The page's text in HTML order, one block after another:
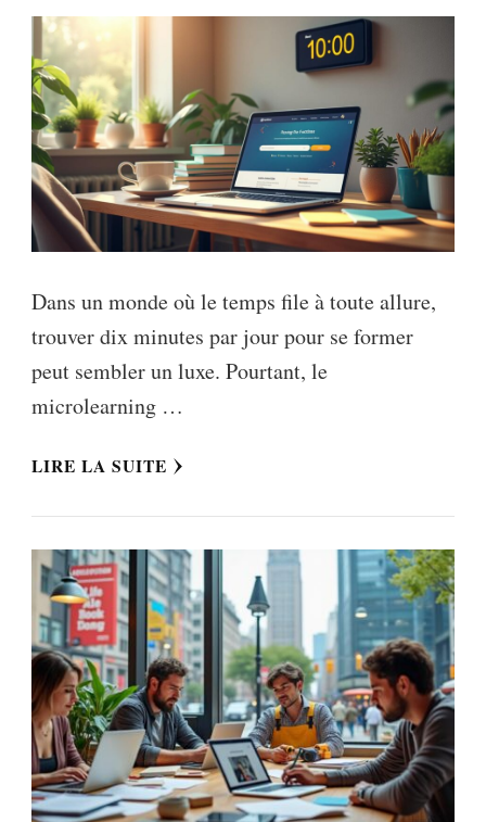
Dans un monde où le temps file à toute allure,
trouver dix minutes par jour pour se former
peut sembler un luxe. Pourtant, le
microlearning …
LIRE LA SUITE